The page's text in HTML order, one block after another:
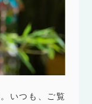
いつも、ご覧